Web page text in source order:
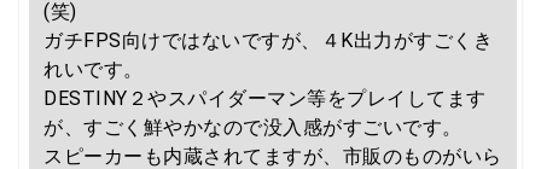
(笑)
ガチFPS向けではないですが、４K出力がすごくき
れいです。
DESTINY２やスパイダーマン等をプレイしてます
が、すごく鮮やかなので没入感がすごいです。
スピーカーも内蔵されてますが、市販のものがいら